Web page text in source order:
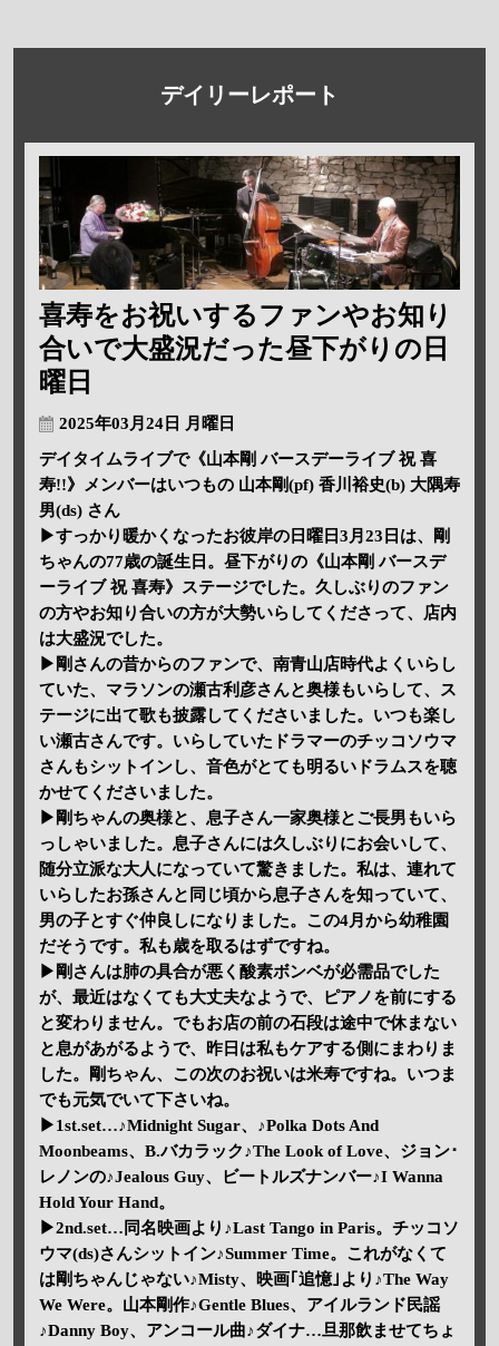
デイリーレポート
喜寿をお祝いするファンやお知り
合いで大盛況だった昼下がりの日
曜日
2025年03月24日 月曜日
デイタイムライブで《山本剛 バースデーライブ 祝 喜
寿!!》メンバーはいつもの 山本剛(pf) 香川裕史(b) 大隅寿
男(ds) さん
▶すっかり暖かくなったお彼岸の日曜日3月23日は、剛
ちゃんの77歳の誕生日。昼下がりの《山本剛 バースデ
ーライブ 祝 喜寿》ステージでした。久しぶりのファン
の方やお知り合いの方が大勢いらしてくださって、店内
は大盛況でした。
▶剛さんの昔からのファンで、南青山店時代よくいらし
ていた、マラソンの瀬古利彦さんと奥様もいらして、ス
テージに出て歌も披露してくださいました。いつも楽し
い瀬古さんです。いらしていたドラマーのチッコソウマ
さんもシットインし、音色がとても明るいドラムスを聴
かせてくださいました。
▶剛ちゃんの奥様と、息子さん一家奥様とご長男もいら
っしゃいました。息子さんには久しぶりにお会いして、
随分立派な大人になっていて驚きました。私は、連れて
いらしたお孫さんと同じ頃から息子さんを知っていて、
男の子とすぐ仲良しになりました。この4月から幼稚園
だそうです。私も歳を取るはずですね。
▶剛さんは肺の具合が悪く酸素ボンベが必需品でした
が、最近はなくても大丈夫なようで、ピアノを前にする
と変わりません。でもお店の前の石段は途中で休まない
と息があがるようで、昨日は私もケアする側にまわりま
した。剛ちゃん、この次のお祝いは米寿ですね。いつま
でも元気でいて下さいね。
▶1st.set…♪Midnight Sugar、♪Polka Dots And
Moonbeams、B.バカラック♪The Look of Love、ジョン･
レノンの♪Jealous Guy、ビートルズナンバー♪I Wanna
Hold Your Hand。
▶2nd.set…同名映画より♪Last Tango in Paris。チッコソ
ウマ(ds)さんシットイン♪Summer Time。これがなくて
は剛ちゃんじゃない♪Misty、映画｢追憶｣より♪The Way
We Were。山本剛作♪Gentle Blues、アイルランド民謡
♪Danny Boy、アンコール曲♪ダイナ…旦那飲ませてちょ